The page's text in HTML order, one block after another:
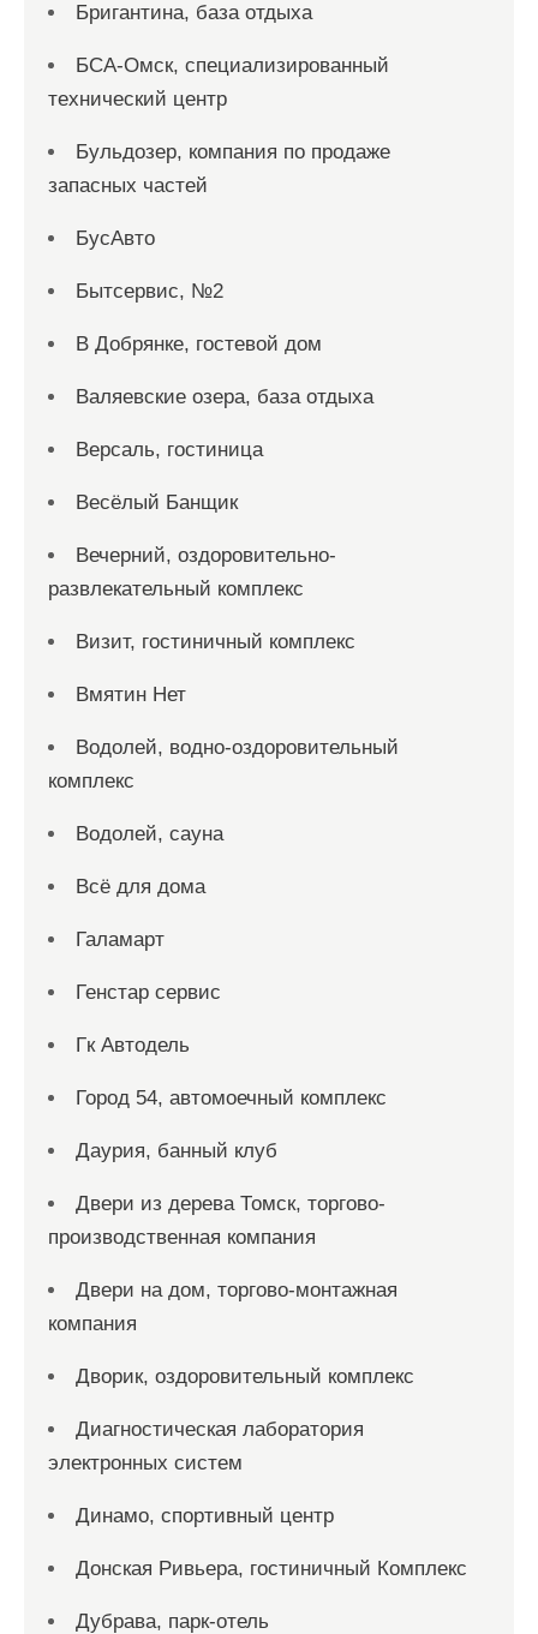
Бригантина, база отдыха
БСА-Омск, специализированный
технический центр
Бульдозер, компания по продаже
запасных частей
БусАвто
Бытсервис, №2
В Добрянке, гостевой дом
Валяевские озера, база отдыха
Версаль, гостиница
Весёлый Банщик
Вечерний, оздоровительно-
развлекательный комплекс
Визит, гостиничный комплекс
Вмятин Нет
Водолей, водно-оздоровительный
комплекс
Водолей, сауна
Всё для дома
Галамарт
Генстар сервис
Гк Автодель
Город 54, автомоечный комплекс
Даурия, банный клуб
Двери из дерева Томск, торгово-
производственная компания
Двери на дом, торгово-монтажная
компания
Дворик, оздоровительный комплекс
Диагностическая лаборатория
электронных систем
Динамо, спортивный центр
Донская Ривьера, гостиничный Комплекс
Дубрава, парк-отель